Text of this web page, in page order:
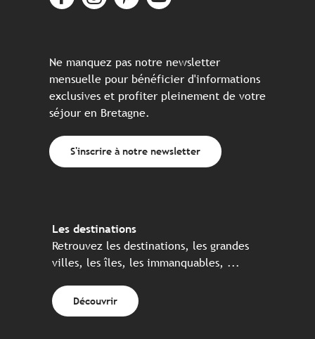
Ne manquez pas notre newsletter
mensuelle pour bénéficier d'informations
exclusives et profiter pleinement de votre
séjour en Bretagne.
S'inscrire à notre newsletter
Les destinations
Retrouvez les destinations, les grandes
villes, les îles, les immanquables, ...
Découvrir